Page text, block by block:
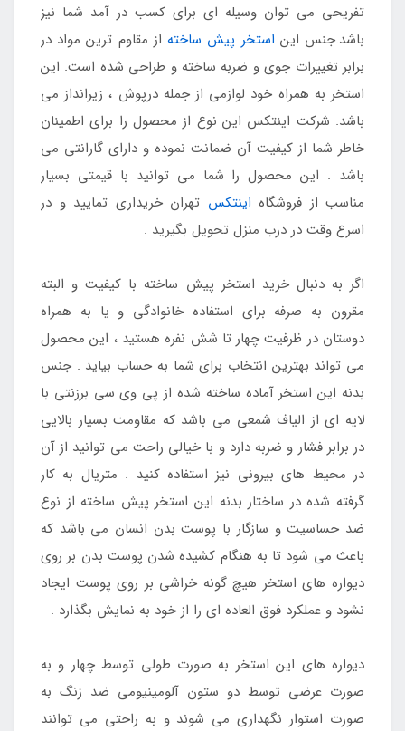
تفریحی می توان وسیله ای برای کسب در آمد شما نیز
باشد.جنس این استخر پیش ساختهاز مقاوم ترین مواد در
برابر تغییرات جوی و ضربه ساخته و طراحی شده است. این
استخر به همراه خود لوازمی از جمله درپوش ، زیرانداز می
باشد. شرکت اینتکس این نوع از محصول را برای اطمینان
خاطر شما از کیفیت آن ضمانت نموده و دارای گارانتی می
باشد . این محصول را شما می توانید با قیمتی بسیار
مناسب از فروشگاه اینتکس تهران خریداری تمایید و در
اسرع وقت در درب منزل تحویل بگیرید .
اگر به دنبال خرید استخر پیش ساخته با کیفیت و البته
مقرون به صرفه برای استفاده خانوادگی و یا به همراه
دوستان در ظرفیت چهار تا شش نفره هستید ، این محصول
می تواند بهترین انتخاب برای شما به حساب بیاید . جنس
بدنه این استخر آماده ساخته شده از پی وی سی برزنتی با
لایه ای از الیاف شمعی می باشد که مقاومت بسیار بالایی
در برابر فشار و ضربه دارد و با خیالی راحت می توانید از آن
در محیط های بیرونی نیز استفاده کنید . متریال به کار
گرفته شده در ساختار بدنه این استخر پیش ساخته از نوع
ضد حساسیت و سازگار با پوست بدن انسان می باشد که
باعث می شود تا به هنگام کشیده شدن پوست بدن بر روی
دیواره های استخر هیچ گونه خراشی بر روی پوست ایجاد
نشود و عملکرد فوق العاده ای را از خود به نمایش بگذارد .
دیواره های این استخر به صورت طولی توسط چهار و به
صورت عرضی توسط دو ستون آلومینیومی ضد زنگ به
صورت استوار نگهداری می شوند و به راحتی می توانند